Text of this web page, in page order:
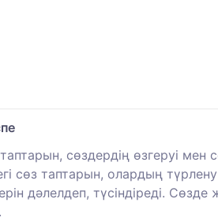
таптарын, сөздердің өзгеруі
сөз таптарын, олардың
дәлелдеп, түсіндіреді.